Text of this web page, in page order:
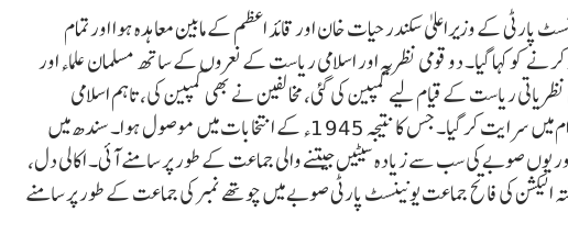
پارٹی کے وزیراعلیٰ سکندر حیات خان اور قائد اعظم کے مابین معاہدہ ہوا اور تمام
کو کہا گیا۔ دو قومی نظریہ اور اسلامی ریاست کے نعروں کے ساتھ مسلمان علماء اور
ریاست کے قیام لیے کمپین کی گئی، مخالفین نے بھی کمپین کی، تاہم اسلامی
ریاست کے احیاء کی کمپین زور دار تھی اور یہ بیانیہ عوام میں سرایت کر گیا۔ جس کا نتیجہ 1945ء کے انتخابات میں موصول ہوا۔ سندھ میں
میں 75 سیٹیں جیتیں اور یوں صوبے کی سب سے زیادہ سیٹیں جیتنے والی جماعت کے طور پر سامنے آئی۔ اکالی دل،
الیکشن کی فاتح جماعت یونینسٹ پارٹی صوبے میں چوتھے نمبر کی جماعت کے طور پر سامنے